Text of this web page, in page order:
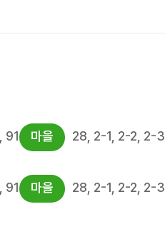
91 마을 28, 2-1, 2-2, 2-3
91 마을 28, 2-1, 2-2, 2-3